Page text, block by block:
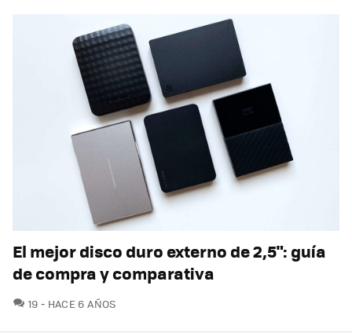
El mejor disco duro externo de 2,5": guía
de compra y comparativa
19 COMENTARIOS
HACE 6 AÑOS